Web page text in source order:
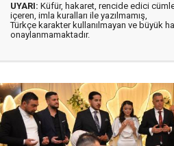
UYARI: Küfür, hakaret, rencide edici
içeren, imla kuralları ile yazılmamış,
Türkçe karakter kullanılmayan ve büyük
onaylanmamaktadır.